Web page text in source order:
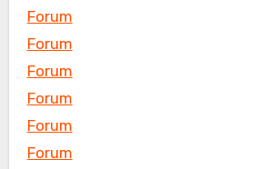
Forum
Forum
Forum
Forum
Forum
Forum